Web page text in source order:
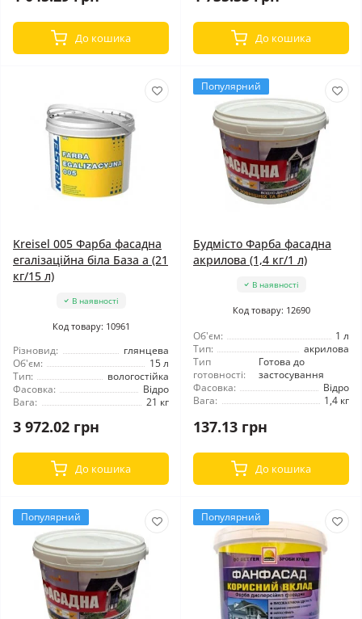
До кошика До кошика
Kreisel 005 Фарба фасадна
егалізаційна біла База а (21
кг/15 л)
В наявності
Код товару: 10961
Різновид:
глянцева
Об'єм:
15 л
Тип:
вологостійка
Фасовка:
Відро
Вага:
21 кг
3 972.02 грн
До кошика
Популярний
Будмісто Фарба фасадна
акрилова (1,4 кг/1 л)
В наявності
Код товару: 12690
Об'єм:
1 л
Тип:
акрилова
Тип
готовності:
Готова до
застосування
Фасовка:
Відро
Вага:
1,4 кг
137.13 грн
До кошика
Популярний Популярний